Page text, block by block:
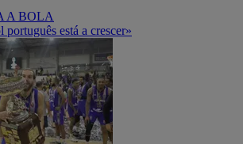
A BOLA
português está a crescer»